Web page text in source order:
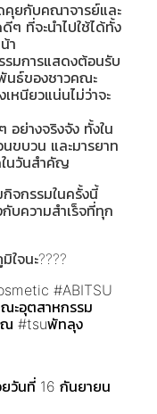
คุยกับคณาจารย์และ
ที่จะนำไปใช้ได้ทั้ง
า
มการแสดงต้อนรับ
นธ์ของชาวคณะ
หนียวแน่นไม่ว่าจะ
ย่างจริงจัง ทั้งใน
ขบวน และมารยาท
นวันสำคัญ
กรรมในครั้งนี้
บความสำเร็จที่ทุก
จนะ????
#ABITSU
ะอุตสาหกรรม
ณ #tsuพัทลุง
วันที่ 16 กันยายน